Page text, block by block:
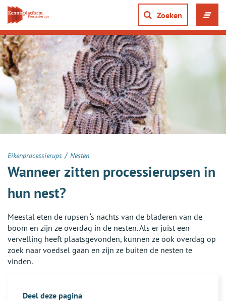
Direct
naar
content
gaan
of
Zoeken
Eikenprocessierups / Nesten
Wanneer zitten processierupsen in
hun nest?
Meestal eten de rupsen ‘s nachts van de bladeren van de
boom en zijn ze overdag in de nesten. Als er juist een
vervelling heeft plaatsgevonden, kunnen ze ook overdag op
zoek naar voedsel gaan en zijn ze buiten de nesten te
vinden.
Deel deze pagina